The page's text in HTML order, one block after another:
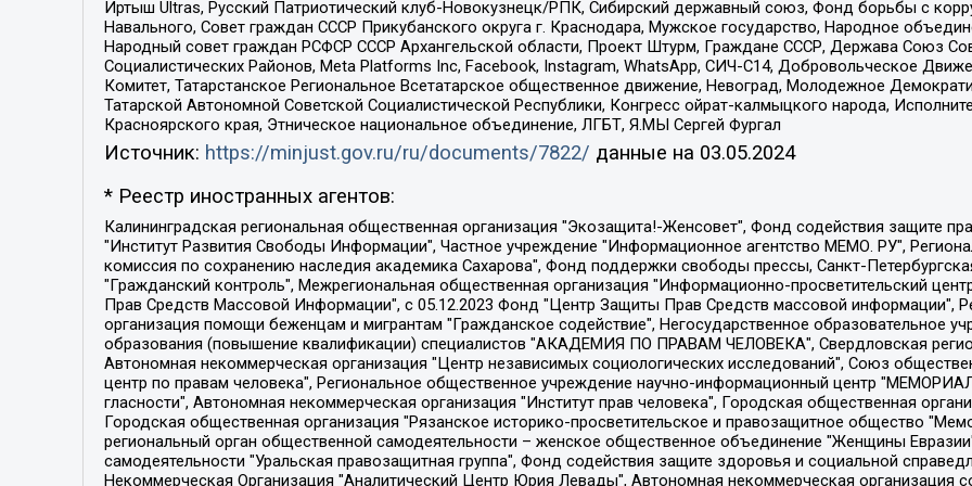
Иртыш Ultras, Русский Патриотический клуб-Новокузнецк/РПК, Сибирский державный союз, Фонд борьбы с
Навального, Совет граждан СССР Прикубанского округа г. Краснодара, Мужское государство, Народное
Народный совет граждан РСФСР СССР Архангельской области, Проект Штурм, Граждане СССР, Держава Союз
Социалистических Районов, Meta Platforms Inc, Facebook, Instagram, WhatsApp, СИЧ-С14, Добровольческое
Комитет, Татарстанское Региональное Всетатарское общественное движение, Невоград, Молодежное
Татарской Автономной Советской Социалистической Республики, Конгресс ойрат-калмыцкого народа,
Красноярского края, Этническое национальное объединение, ЛГБТ, Я.МЫ Сергей Фургал
Источник: https://minjust.gov.ru/ru/documents/7822/ данные на 03.05.2024
* Реестр иностранных агентов:
Калининградская региональная общественная организация "Экозащита!-Женсовет", Фонд содействия защите прав и свобод граждан "Общественный вердикт", Фонд "Институт Развития Свободы Информации", Частное учреждение "Информационное агентство МЕМО. РУ", Региональная общественная организация "Общественная комиссия по сохранению наследия академика Сахарова", Фонд поддержки свободы прессы, Санкт-Петербургская общественная правозащитная организация "Гражданский контроль", Межрегиональная общественная организация "Информационно-просветительский центр "Мемориал", Региональный Фонд "Центр Защиты Прав Средств Массовой Информации", с 05.12.2023 Фонд "Центр Защиты Прав Средств массовой информации", Региональная общественная благотворительная организация помощи беженцам и мигрантам "Гражданское содействие", Негосударственное образовательное учреждение дополнительного профессионального образования (повышение квалификации) специалистов "АКАДЕМИЯ ПО ПРАВАМ ЧЕЛОВЕКА", Свердловская региональная общественная организация "Сутяжник", Автономная некоммерческая организация "Центр независимых социологических исследований", Союз общественных объединений "Российский исследовательский центр по правам человека", Региональное общественное учреждение научно-информационный центр "МЕМОРИАЛ", Некоммерческая организация "Фонд защиты гласности", Автономная некоммерческая организация "Институт прав человека", Городская общественная организация "Екатеринбургское общество "МЕМОРИАЛ", Городская общественная организация "Рязанское историко-просветительское и правозащитное общество "Мемориал" (Рязанский Мемориал), Челябинский региональный орган общественной самодеятельности – женское общественное объединение "Женщины Евразии", Челябинский региональный орган общественной самодеятельности "Уральская правозащитная группа", Фонд содействия защите здоровья и социальной справедливости имени Андрея Рылькова, Автономная Некоммерческая Организация "Аналитический Центр Юрия Левады", Автономная некоммерческая организация социальной поддержки населения "Проект Апрель", Региональная общественная организация помощи женщинам и детям, находящимся в кризисной ситуации "Информационно-методический центр "Анна", Фонд содействия развитию массовых коммуникаций и правовому просвещению "Так-так-Так", Фонд содействия устойчивому развитию "Серебряная тайга", Свердловский региональный общественный фонд социальных проектов "Новое время", "Idel.Реалии", Кавказ.Реалии, Крым.Реалии, Телеканал Настоящее Время, Татаро-башкирская служба Радио Свобода (Azatliq Radiosi), Радио Свободная Европа/Радио Свобода (PCE/PC), "Сибирь.Реалии", "Фактограф", Благотворительный фонд помощи осужденным и их семьям, Автономная некоммерческая организация "Институт глобализации и социальных движений", Фонд "В защиту прав заключенных", Частное учреждение "Центр поддержки и содействия развитию средств массовой информации", Пензенский региональный общественный благотворительный фонд "Гражданский союз", "Север.Реалии", Некоммерческая организация Фонд "Правовая инициатива", Общество с ограниченной ответственностью "Радио Свободная Европа/Радио Свобода", Чешское информационное агентство "MEDIUM-ORIENT", Красноярская региональная общественная организация "Мы против СПИДа", Камалягин Денис Николаевич, Маркелов Сергей Евгеньевич, Пономарев Лев Александрович, Савицкая Людмила Алексеевна, Автономная некоммерческая организация "Центр по работе с проблемой насилия "НАСИЛИЮ.НЕТ", Межрегиональный профессиональный союз работников здравоохранения "Альянс врачей", Юридическое лицо, зарегистрированное в Латвийской Республике, SIA "Medusa Project" (регистрационный номер 40103797863, дата регистрации 10.06.2014), Некоммерческая организация "Фонд по борьбе с коррупцией", Автономная некоммерческая организация "Институт права и публичной политики", Баданин Роман Сергеевич, Гликин Максим Александрович, Железнова Мария Михайловна, Лукьянова Юлия Сергеевна, Маетная Елизавета Витальевна, Маняхин Петр Борисович, Чуракова Ольга Владимировна, Ярош Юлия Петровна, Юридическое лицо "The Insider SIA", зарегистрированное в Риге, Латвийская Республика (дата регистрации 26.06.2015), являющееся администратором доменного имени интернет-издания "The Insider SIA", https://theins.ru, Постернак Алексей Евгеньевич, Рубин Михаил Аркадьевич, Анин Роман Александрович, Юридическое лицо Istories fonds, зарегистрированное в Латвийской Республике (регистрационный номер 50008295751, дата регистрации 24.02.2020), Великовский Дмитрий Александрович, Долинина Ирина Николаевна, Мароховская Алеся Алексеевна, Шлейнов Роман Юрьевич, Шмагун Олеся Валентиновна, Общество с ограниченной ответственностью "Альтаир 2021", Общество с ограниченной ответственностью "Вега 2021", Общество с ограниченной ответственностью "Главный редактор 2021", Общество с ограниченной ответственностью "Ромашки монолит", Важенков Артем Валерьевич, Ивановская областная общественная организация "Центр гендерных исследований", Гурман Юрий Альбертович, Медиапроект "ОВД-Инфо", Егоров Владимир Владимирович, Жилинский Владимир Александрович, Общество с ограниченной ответственностью "ЗП", Иванова София Юрьевна, Карезина Инна Павловна, Кильтау Екатерина Викторовна, Петров Алексей Викторович, Пискунов Сергей Евгеньевич, Смирнов Сергей Сергеевич, Тихонов Михаил Сергеевич, Общество с ограниченной ответственностью "ЖУРНАЛИСТ-ИНОСТРАННЫЙ АГЕНТ", Арапова Галина Юрьевна, Вольтская Татьяна Анатольевна, Американская компания "Mason G.E.S. Anonymous Foundation" (США), являющаяся владельцем интернет-издания https://mnews.world/, Компания "Stichting Bellingcat", зарегистрированная в Нидерландах (дата регистрации 11.07.2018), Захаров Андрей Вячеславович, Клепиковская Екатерина Дмитриевна, Общество с ограниченной ответственностью "МЕМО", Перл Роман Александрович, Симонов Евгений Алексеевич, Соловьева Елена Анатольевна, Сотников Даниил Владимирович, Сурначева Елизавета Дмитриевна, Автономная некоммерческая организация по защите прав человека и информированию населения "Якутия – Наше Мнение", Общество с ограниченной ответственностью "Москоу диджитал медиа", с 26.01.2023 Общество с ограниченной ответственностью "Чайка Белые сады", Ветошкина Валерия Валерьевна, Заговора Максим Александрович, Межрегиональное общественное движение "Российская ЛГБТ - сеть", Оленичев Максим Владимирович, Павлов Иван Юрьевич, Скворцова Елена Сергеевна, Общество с ограниченной ответственностью "Как бы инагент", Кочетков Игорь Викторович, Общество с ограниченной ответственностью "Честные выборы", Еланчик Олег Александрович, Общество с ограниченной ответственностью "Нобелевский призыв", Гималова Регина Эмилевна, Григорьев Андрей Валерьевич, Григорьева Алина Александровна, Ассоциация по содействию защите прав призывников, альтернативнослужащих и военнослужащих "Правозащитная группа